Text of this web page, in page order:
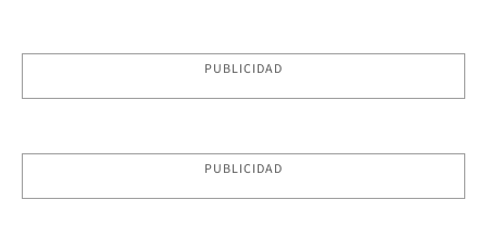
PUBLICIDAD
PUBLICIDAD